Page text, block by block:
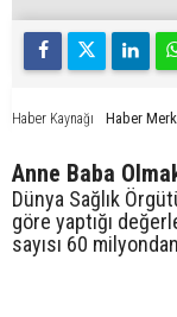
Haber Kaynağı Haber
Anne Baba
Dünya Sağlık
göre yaptığı
sayısı 60